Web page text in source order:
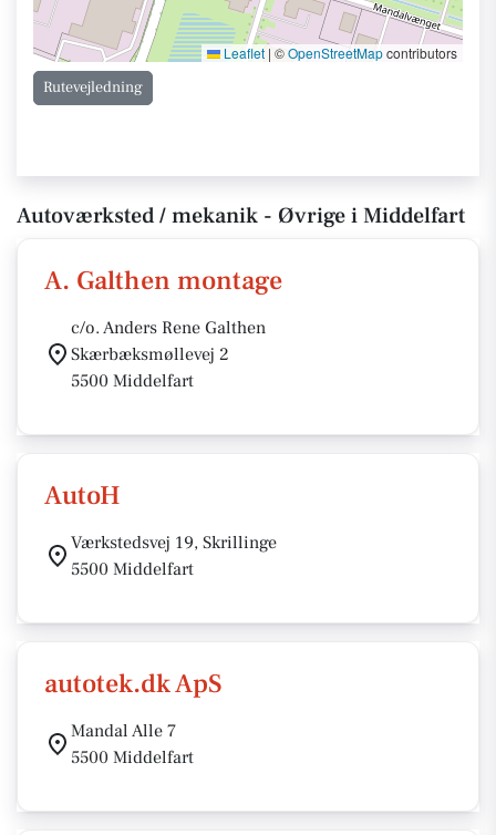
Leaflet | ©OpenStreetMapcontributors
Rutevejledning
Autoværksted / mekanik - Øvrige i Middelfart
A. Galthen montage
c/o. Anders Rene Galthen
Skærbæksmøllevej 2
5500 Middelfart
AutoH
Værkstedsvej 19, Skrillinge
5500 Middelfart
autotek.dk ApS
Mandal Alle 7
5500 Middelfart